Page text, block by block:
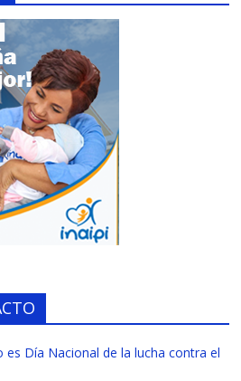
es Día Nacional de la lucha contra el